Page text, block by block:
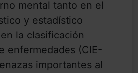
mental tanto en el
y estadístico
la clasificación
enfermedades (CIE-
importantes al